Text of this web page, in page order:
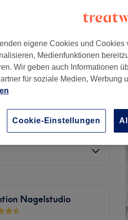
32 €
20 €
Nagelstudio
eigene Cookies und Cookies
Medienfunktionen
Wir geben auch Informationen
für soziale Medien, Werbung
Cookie-Einstellungen